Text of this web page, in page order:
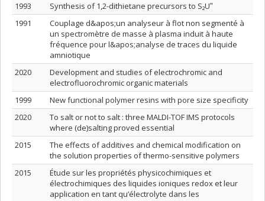
1993
Synthesis of 1,2-dithietane precursors to S₂Uʺ
1991
Couplage d&apos;un analyseur à flot non segmenté à
un spectromètre de masse à plasma induit à haute
fréquence pour l&apos;analyse de traces du liquide
amniotique
2020
Development and studies of electrochromic and
electrofluorochromic organic materials
1999
New functional polymer resins with pore size specificity
2020
To salt or not to salt : three MALDI-TOF IMS protocols
where (de)salting proved essential
2015
The effects of additives and chemical modification on
the solution properties of thermo-sensitive polymers
2015
Étude sur les propriétés physicochimiques et
électrochimiques des liquides ioniques redox et leur
application en tant qu’électrolyte dans les